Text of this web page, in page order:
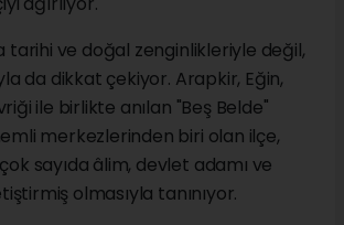
tarihi ve doğal zenginlikleriyle değil,
da dikkat çekiyor. Arapkir, Eğin,
ile birlikte anılan "Beş Belde"
merkezlerinden biri olan ilçe,
sayıda âlim, devlet adamı ve
olmasıyla tanınıyor.